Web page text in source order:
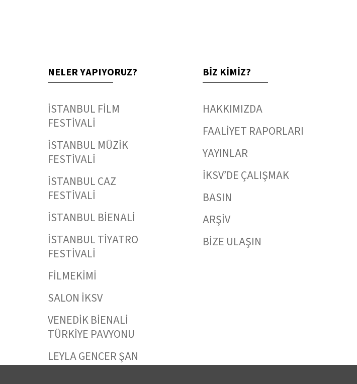
NELER YAPIYORUZ?
İSTANBUL FİLM
FESTİVALİ
İSTANBUL MÜZİK
FESTİVALİ
İSTANBUL CAZ
FESTİVALİ
İSTANBUL BİENALİ
İSTANBUL TİYATRO
FESTİVALİ
FİLMEKİMİ
SALON İKSV
VENEDİK BİENALİ
TÜRKİYE PAVYONU
LEYLA GENCER ŞAN
YARIŞMASI
BİZ KİMİZ?
HAKKIMIZDA
FAALİYET RAPORLARI
YAYINLAR
İKSV’DE ÇALIŞMAK
BASIN
ARŞİV
BİZE ULAŞIN